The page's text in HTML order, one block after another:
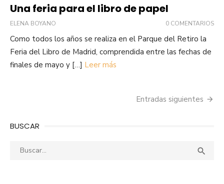
Una feria para el libro de papel
ELENA BOYANO 0 COMENTARIOS
Como todos los años se realiza en el Parque del Retiro la
Feria del Libro de Madrid, comprendida entre las fechas de
finales de mayo y […] Leer más
entradas
Entradas siguientes
BUSCAR
Buscar: 